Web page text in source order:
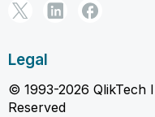
Legal
© 1993-2026 QlikTech
Reserved